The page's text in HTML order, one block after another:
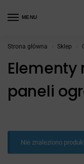
MENU
Strona główna Sklep
Elementy
paneli
Nie znaleziono